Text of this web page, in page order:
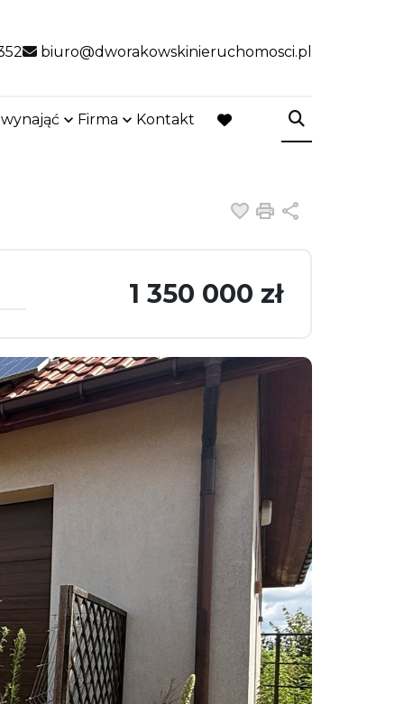
biuro@dworakowskinieruchomosci.pl
Firma Kontakt
favorite
Dodaj do
Drukuj
1 350 000 zł